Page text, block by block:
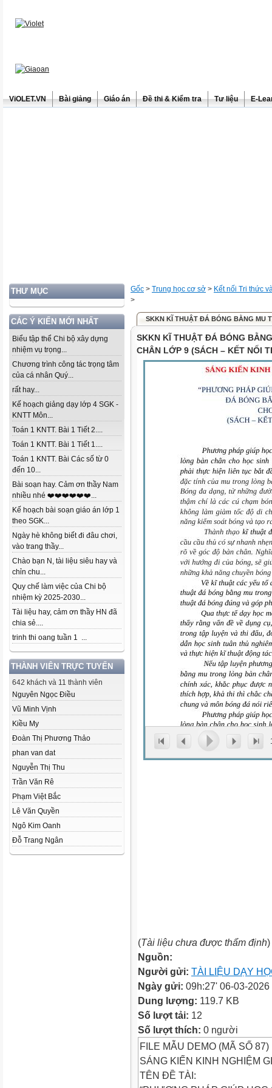
ViOLET.VN Bài giảng Giáo án Đề thi & Kiểm tra Tư liệu E-
THƯ MỤC
CÁC Ý KIẾN MỚI NHẤT
Biểu tập thể Chi bộ xây dựng
nhiệm vụ trọng...
Chương trình công tác trọng tâm
của cá nhân Quý...
rất hay...
Kế hoạch giảng dạy lớp 4 SGK -
KNTT Môn...
Toán 1 KNTT. Bài 1 Tiết 2....
Toán 1 KNTT. Bài 1 Tiết 1....
Toán 1 KNTT. Bài Các số từ 0
đến 10...
Bài soạn hay. Cảm ơn thầy Nam
nhiều nhé ❤️❤️❤️❤️❤️❤️...
Kế hoạch bài soạn giáo án lớp 1
theo SGK...
Ngày hè không biết đi đâu chơi,
vào trang thầy...
Chào bạn N, tài liệu siêu hay và
chỉn chu...
Quy chế làm việc của Chi bộ
nhiệm kỳ 2025-2030...
Tài liệu hay, cảm ơn thầy HN đã
chia sẻ....
trinh thi oang tuần 1 ...
THÀNH VIÊN TRỰC TUYẾN
642 khách và 11 thành viên
Nguyên Ngọc Điều
Vũ Minh Vịnh
Kiều My
Đoàn Thị Phương Thảo
phan van dat
Nguyễn Thị Thu
Trần Văn Rê
Phạm Việt Bắc
Lê Văn Quyền
Ngô Kim Oanh
Đỗ Trang Ngân
Gốc > Trung học cơ sở > Kết nối Tri thức
>
SKKN KĨ THUẬT ĐÁ BÓNG BẰNG MU
SKKN KĨ THUẬT ĐÁ BÓNG
CHÂN LỚP 9 (SÁCH – KẾT NỐI
(Tài liệu chưa được thẩm định)
Nguồn:
Người gửi: TÀI LIỆU DẠY
Ngày gửi: 09h:27' 06-03-2026
Dung lượng: 119.7 KB
Số lượt tải: 12
Số lượt thích: 0 người
FILE MẪU DEMO (MÃ SỐ 87)
SÁNG KIẾN KINH NGHIỆM
TÊN ĐỀ TÀI: